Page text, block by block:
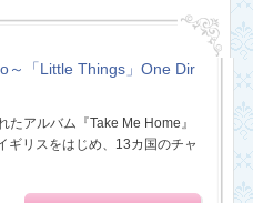
～「Little Things」One Dir
アルバム『Take Me Home』
ギリスをはじめ、13カ国のチャ